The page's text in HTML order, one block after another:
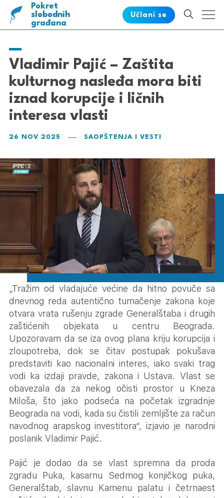
Pokret
pametnih
slobodnih
građana
Učlani se
Vladimir Pajić – Zaštita
kulturnog nasleđa mora biti
iznad korupcije i ličnih
interesa vlasti
26 NOV 2025 SAOPŠTENJA I VESTI
„Tražim od vladajuće većine da hitno povuče sa
dnevnog reda autentično tumačenje zakona koje
otvara vrata rušenju zgrade Generalštaba i drugih
zaštićenih objekata u centru Beograda.
Upozoravam da se iza ovog plana kriju korupcija i
zloupotreba, dok se čitav postupak pokušava
predstaviti kao nacionalni interes, iako svaki trag
vodi ka izdaji pravde, zakona i Ustava. Vlast se
obavezala da za nekog očisti prostor u Kneza
Miloša, što jako podseća na početak izgradnje
Beograda na vodi, kada su čistili zemljište za račun
navodnog arapskog investitora“, izjavio je narodni
poslanik Vladimir Pajić.
Pajić je dodao da se vlast spremna da proda
zgradu Puka, kasarnu Sedmog konjičkog puka,
Generalštab, slavnu Kamenu palatu i četrnaest